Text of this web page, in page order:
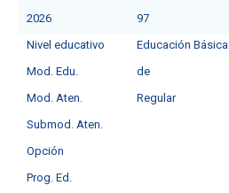
2026
97
Nivel educativo
Educación Básica
Mod. Edu.
de
Mod. Aten.
Regular
Submod. Aten.
Opción
Prog. Ed.